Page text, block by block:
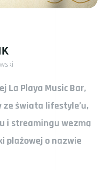
La Playa Music Bar,
świata lifestyle’u,
i streamingu wezmą
plażowej o nazwie